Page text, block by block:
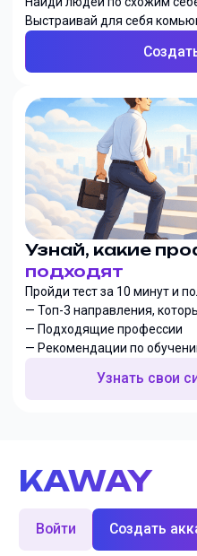
Выстраивай для себя
Узнай, какие
подходят
Пройди тест за 10 минут и
— Топ-3 направления,
— Подходящие профессии
— Рекомендации по
Узнать свои
KAWAY
Войти Создать